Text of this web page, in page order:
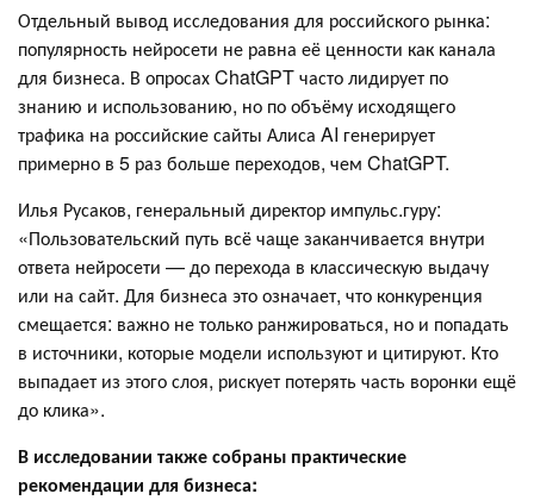
Отдельный вывод исследования для российского рынка:
популярность нейросети не равна её ценности как канала
для бизнеса. В опросах ChatGPT часто лидирует по
знанию и использованию, но по объёму исходящего
трафика на российские сайты Алиса AI генерирует
примерно в 5 раз больше переходов, чем ChatGPT.
Илья Русаков, генеральный директор импульс.гуру:
«Пользовательский путь всё чаще заканчивается внутри
ответа нейросети — до перехода в классическую выдачу
или на сайт. Для бизнеса это означает, что конкуренция
смещается: важно не только ранжироваться, но и попадать
в источники, которые модели используют и цитируют. Кто
выпадает из этого слоя, рискует потерять часть воронки ещё
до клика».
В исследовании также собраны практические
рекомендации для бизнеса: